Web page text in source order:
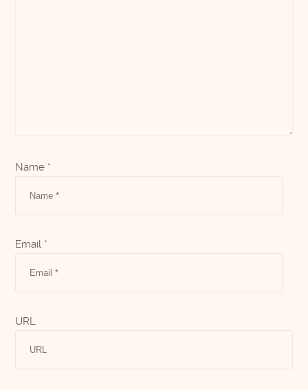
Name *
Email *
URL